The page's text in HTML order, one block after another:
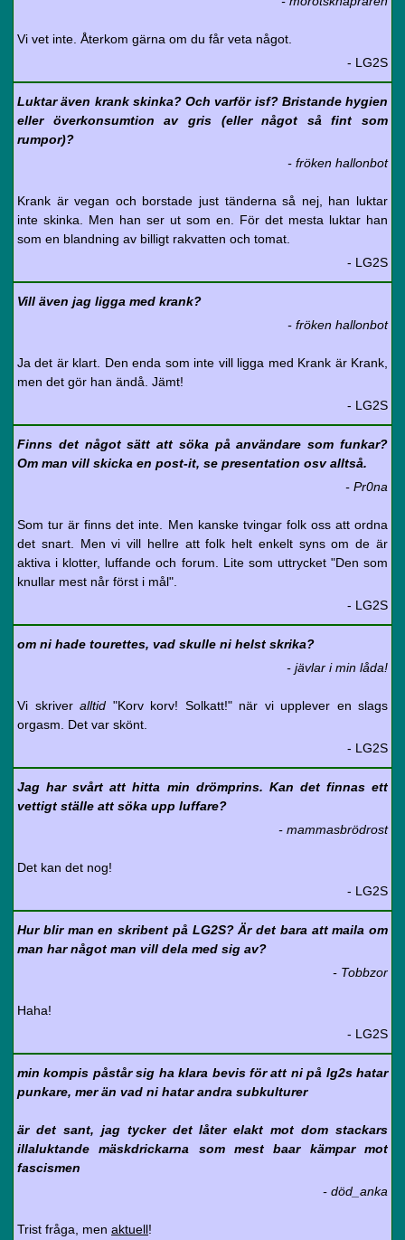
Vi vet inte. Återkom gärna om du får veta något.
- LG2S
Luktar även krank skinka? Och varför isf? Bristande hygien
eller överkonsumtion av gris (eller något så fint som
rumpor)?
- fröken hallonbot
Krank är vegan och borstade just tänderna så nej, han luktar
inte skinka. Men han ser ut som en. För det mesta luktar han
som en blandning av billigt rakvatten och tomat.
- LG2S
Vill även jag ligga med krank?
- fröken hallonbot
Ja det är klart. Den enda som inte vill ligga med Krank är Krank,
men det gör han ändå. Jämt!
- LG2S
Finns det något sätt att söka på användare som funkar?
Om man vill skicka en post-it, se presentation osv alltså.
- Pr0na
Som tur är finns det inte. Men kanske tvingar folk oss att ordna
det snart. Men vi vill hellre att folk helt enkelt syns om de är
aktiva i klotter, luffande och forum. Lite som uttrycket "Den som
knullar mest når först i mål".
- LG2S
om ni hade tourettes, vad skulle ni helst skrika?
- jävlar i min låda!
Vi skriver alltid "Korv korv! Solkatt!" när vi upplever en slags
orgasm. Det var skönt.
- LG2S
Jag har svårt att hitta min drömprins. Kan det finnas ett
vettigt ställe att söka upp luffare?
- mammasbrödrost
Det kan det nog!
- LG2S
Hur blir man en skribent på LG2S? Är det bara att maila om
man har något man vill dela med sig av?
- Tobbzor
Haha!
- LG2S
min kompis påstår sig ha klara bevis för att ni på lg2s hatar
punkare, mer än vad ni hatar andra subkulturer
är det sant, jag tycker det låter elakt mot dom stackars
illaluktande mäskdrickarna som mest baar kämpar mot
fascismen
- död_anka
Trist fråga, men aktuell!